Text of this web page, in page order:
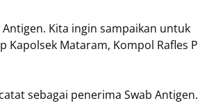
Antigen. Kita ingin sampaikan untuk
Kapolsek Mataram, Kompol Rafles P
sebagai penerima Swab Antigen.